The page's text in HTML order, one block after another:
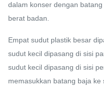
dalam konser dengan
berat badan.
Empat sudut plastik besar
sudut kecil dipasang di sisi
sudut kecil dipasang di sisi
memasukkan batang baja ke